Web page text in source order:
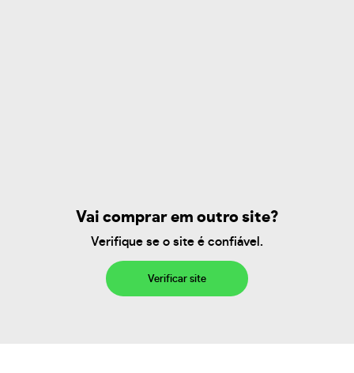
Vai comprar em outro site?
Verifique se o site é confiável.
Verificar site